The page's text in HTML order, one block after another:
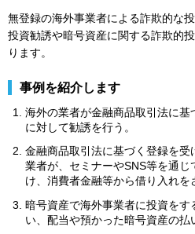
無登録の海外事業者による詐欺的な
投資勧誘や暗号資産に関する詐欺的
ります。
事例を紹介します
海外の業者が金融商品取引法に
に対して勧誘を行う。
金融商品取引法に基づく登録を
業者が、セミナーやSNS等を通
け、消費者金融等から借り入れを
暗号資産で海外事業者に投資を
い、配当や預かった暗号資産の払